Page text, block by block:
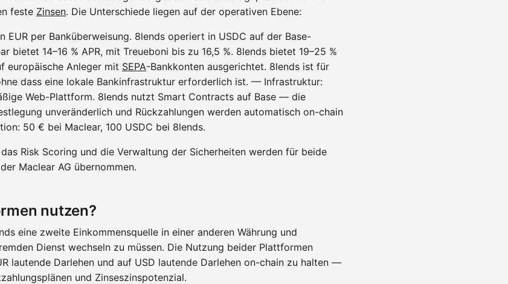
feste Zinsen. Die Unterschiede liegen auf der operativen Ebene:
per Banküberweisung. 8lends operiert in USDC auf der Base-
bietet 14–16 % APR, mit Treueboni bis zu 16,5 %. 8lends bietet 19–25 %
europäische Anleger mit SEPA-Bankkonten ausgerichtet. 8lends ist für
dass eine lokale Bankinfrastruktur erforderlich ist. — Infrastruktur:
Web-Plattform. 8lends nutzt Smart Contracts auf Base — die
unveränderlich und Rückzahlungen werden automatisch on-chain
50 € bei Maclear, 100 USDC bei 8lends.
Risk Scoring und die Verwaltung der Sicherheiten werden für beide
Maclear AG übernommen.
nutzen?
eine zweite Einkommensquelle in einer anderen Währung und
Dienst wechseln zu müssen. Die Nutzung beider Plattformen
lautende Darlehen und auf USD lautende Darlehen on-chain zu halten —
und Zinseszinspotenzial.